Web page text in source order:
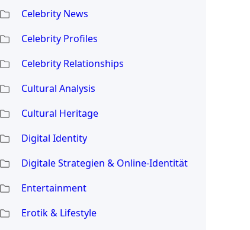
Celebrity News
Celebrity Profiles
Celebrity Relationships
Cultural Analysis
Cultural Heritage
Digital Identity
Digitale Strategien & Online-Identität
Entertainment
Erotik & Lifestyle